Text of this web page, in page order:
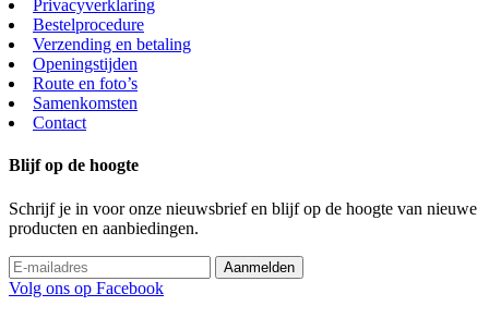
Privacyverklaring
Bestelprocedure
Verzending en betaling
Openingstijden
Route en foto’s
Samenkomsten
Contact
Blijf op de hoogte
Schrijf je in voor onze nieuwsbrief en blijf op de hoogte van nieuwe
producten en aanbiedingen.
Volg ons op Facebook